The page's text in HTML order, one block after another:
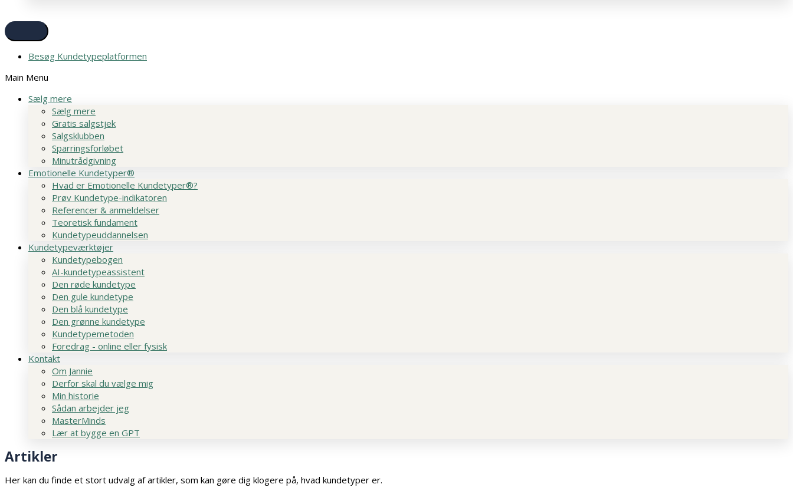
Besøg Kundetypeplatformen
Main Menu
Sælg mere
Sælg mere
Gratis salgstjek
Salgsklubben
Sparringsforløbet
Minutrådgivning
Emotionelle Kundetyper®
Hvad er Emotionelle Kundetyper®?
Prøv Kundetype-indikatoren
Referencer & anmeldelser
Teoretisk fundament
Kundetypeuddannelsen
Kundetypeværktøjer
Kundetypebogen
AI-kundetypeassistent
Den røde kundetype
Den gule kundetype
Den blå kundetype
Den grønne kundetype
Kundetypemetoden
Foredrag - online eller fysisk
Kontakt
Om Jannie
Derfor skal du vælge mig
Min historie
Sådan arbejder jeg
MasterMinds
Lær at bygge en GPT
Artikler
Her kan du finde et stort udvalg af artikler, som kan gøre dig klogere på, hvad kundetyper er.